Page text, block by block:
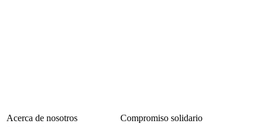
Acerca de nosotros
Compromiso solidario